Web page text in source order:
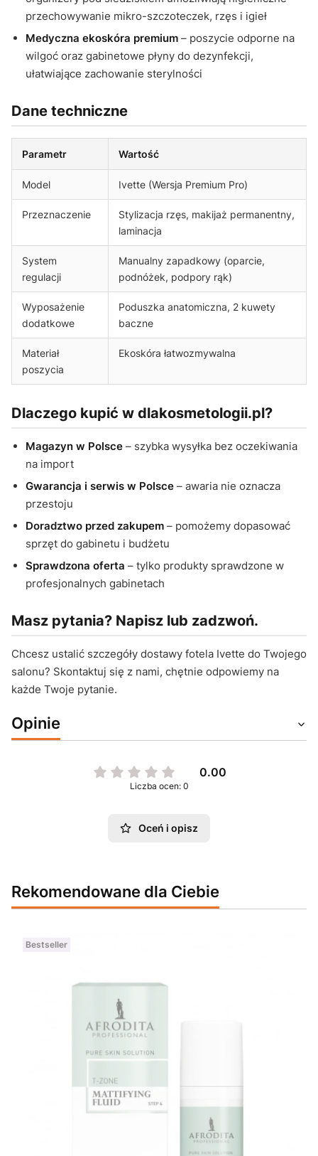
przechowywanie mikro-szczoteczek, rzęs i igieł
Medyczna ekoskóra premium – poszycie odporne na
wilgoć oraz gabinetowe płyny do dezynfekcji,
ułatwiające zachowanie sterylności
Dane techniczne
Parametr Wartość
Model Ivette (Wersja Premium Pro)
Przeznaczenie
Stylizacja rzęs, makijaż permanentny,
laminacja
System
regulacji
Manualny zapadkowy (oparcie,
podnóżek, podpory rąk)
Wyposażenie
dodatkowe
Poduszka anatomiczna, 2 kuwety
baczne
Materiał
poszycia
Ekoskóra łatwozmywalna
Dlaczego kupić w dlakosmetologii.pl?
Magazyn w Polsce – szybka wysyłka bez oczekiwania
na import
Gwarancja i serwis w Polsce – awaria nie oznacza
przestoju
Doradztwo przed zakupem – pomożemy dopasować
sprzęt do gabinetu i budżetu
Sprawdzona oferta – tylko produkty sprawdzone w
profesjonalnych gabinetach
Masz pytania? Napisz lub zadzwoń.
Chcesz ustalić szczegóły dostawy fotela Ivette do Twojego
salonu? Skontaktuj się z nami, chętnie odpowiemy na
każde Twoje pytanie.
Opinie
0.00
Liczba ocen: 0
Oceń i opisz
Rekomendowane dla Ciebie
Bestseller